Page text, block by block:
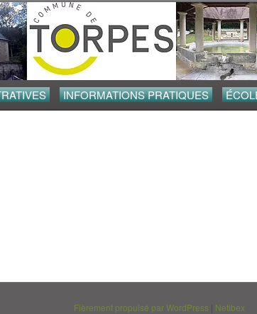
Aller au contenu
INFORMATIONS PRATIQUES
Fièrement propulsé par WordPress Netibex